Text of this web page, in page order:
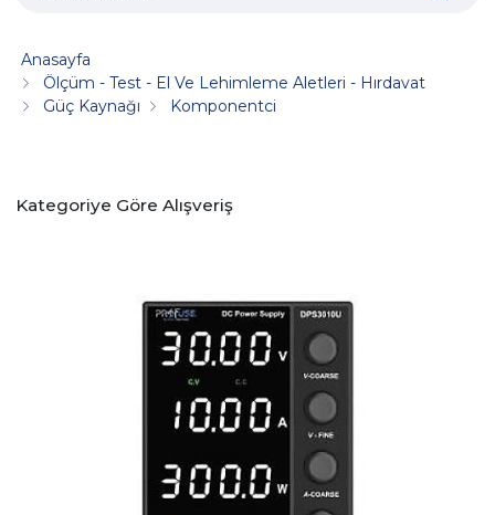
Anasayfa
Ölçüm - Test - El Ve Lehimleme Aletleri - Hırdavat
Güç Kaynağı
Komponentci
Kategoriye Göre Alışveriş